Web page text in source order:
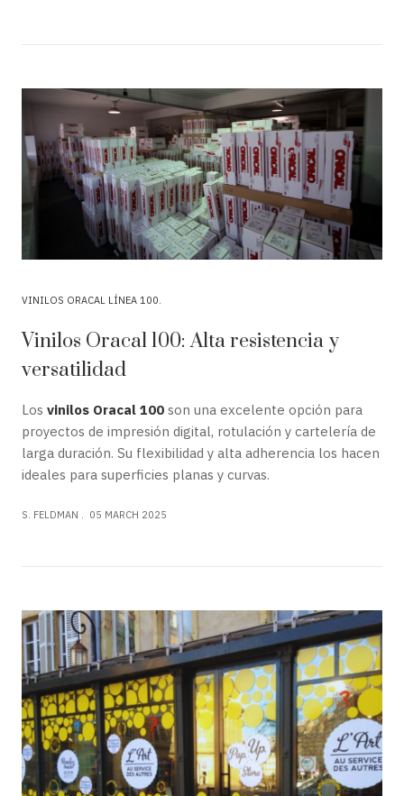
VINILOS ORACAL LÍNEA 100
Vinilos Oracal 100: Alta resistencia y
versatilidad
Los vinilos Oracal 100 son una excelente opción para
proyectos de impresión digital, rotulación y cartelería de
larga duración. Su flexibilidad y alta adherencia los hacen
ideales para superficies planas y curvas.
S. FELDMAN 05 MARCH 2025